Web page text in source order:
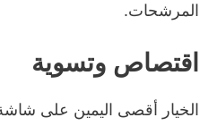
المرشحات.
اقتصاص وتسوية